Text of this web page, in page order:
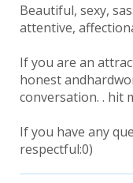
Beautiful, sexy,
attentive,
If you are an
honest
conversation. . hit
If you have any
respectful:0)